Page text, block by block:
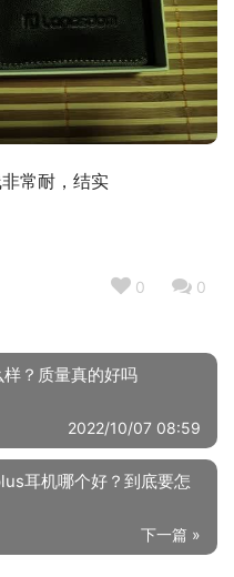
常耐，结实
0 0
样？质量真的好吗
2022/10/07 08:59
耳机哪个好？到底要怎
下一篇 »